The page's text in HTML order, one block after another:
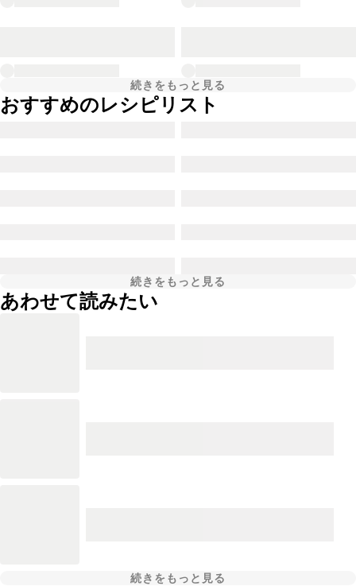
続きをもっと見る
おすすめのレシピリスト
続きをもっと見る
あわせて読みたい
続きをもっと見る